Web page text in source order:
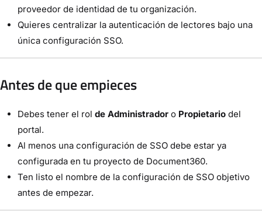
proveedor de identidad de tu organización.
Quieres centralizar la autenticación de lectores bajo una
única configuración SSO.
Antes de que empieces
Debes tener el rol de Administrador o Propietario del
portal.
Al menos una configuración de SSO debe estar ya
configurada en tu proyecto de Document360.
Ten listo el nombre de la configuración de SSO objetivo
antes de empezar.